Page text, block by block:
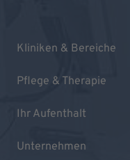
Kliniken & Bereiche
Pflege & Therapie
Ihr Aufenthalt
Unternehmen